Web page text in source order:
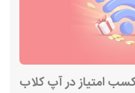
امتیاز در آپ کلاب